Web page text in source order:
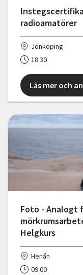
radioamatörer
Jönköping
18:30
Läs mer och
Foto - Analogt
Helgkurs
Henån
09:00